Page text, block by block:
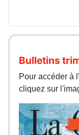
Bulletins
Pour accéder à
cliquez sur